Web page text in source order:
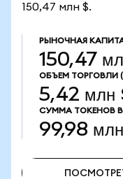
150,47 млн $.
РЫНОЧНАЯ
150,47
ОБЪЕМ ТОРГОВЛИ
5,42 млн
СУММА ТОКЕНОВ
99,98 млн